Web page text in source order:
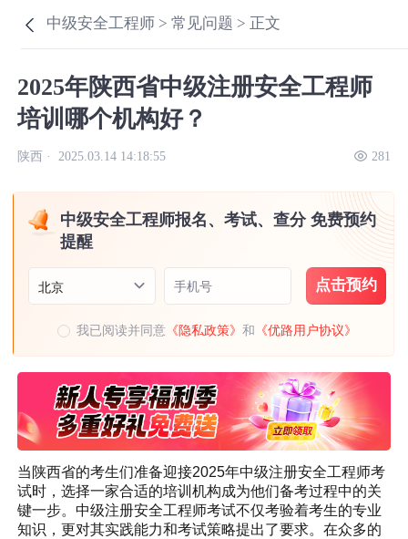
中级安全工程师 >常见问题 > 正文
2025年陕西省中级注册安全工程师
培训哪个机构好？
陕西 · 2025.03.14 14:18:55 281
中级安全工程师报名、考试、查分 免费预约
提醒
北京 手机号 点击预约
我已阅读并同意 《隐私政策》和 《优路用户协议》
当陕西省的考生们准备迎接2025年中级注册安全工程师考
试时，选择一家合适的培训机构成为他们备考过程中的关
键一步。中级注册安全工程师考试不仅考验着考生的专业
知识，更对其实践能力和考试策略提出了要求。在众多的